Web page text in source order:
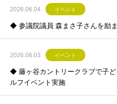
2026.06.04 イベント
◆ 参議院議員 森まさ子さんを励
2026.06.03 イベント
◆ 藤ヶ谷カントリークラブで子
ルフイベント実施